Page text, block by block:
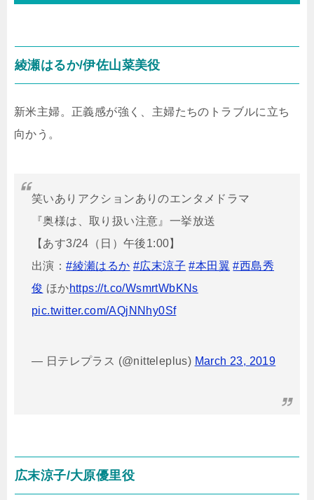
綾瀬はるか/伊佐山菜美役
新米主婦。正義感が強く、主婦たちのトラブルに立ち
向かう。
笑いありアクションありのエンタメドラマ
『奥様は、取り扱い注意』一挙放送
【あす3/24（日）午後1:00】
出演：#綾瀬はるか #広末涼子 #本田翼 #西島秀
俊 ほかhttps://t.co/WsmrtWbKNs
pic.twitter.com/AQjNNhy0Sf
— 日テレプラス (@nitteleplus) March 23, 2019
広末涼子/大原優里役